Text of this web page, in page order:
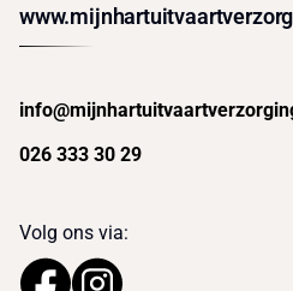
026 333 30 29
Volg ons via: